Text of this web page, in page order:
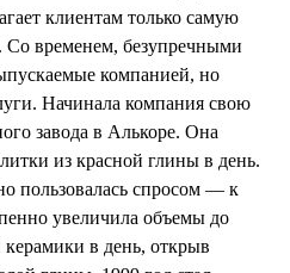
клиентам только самую
временем, безупречными
компанией, но
Начинала компания свою
завода в Алькоре. Она
из красной глины в день.
пользовалась спросом — к
увеличила объемы до
в день, открыв